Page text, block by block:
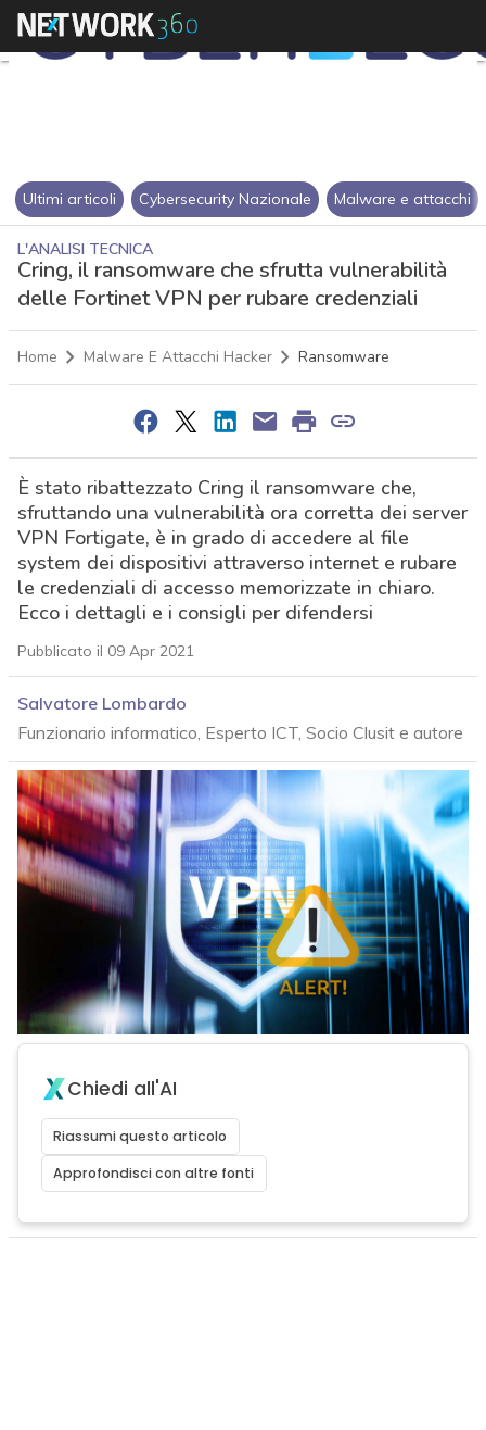
Ultimi articoli Cybersecurity Nazionale Malware e attacchi
L'ANALISI TECNICA
Cring, il ransomware che sfrutta vulnerabilità
delle Fortinet VPN per rubare credenziali
Home Malware E Attacchi Hacker Ransomware
È stato ribattezzato Cring il ransomware che,
sfruttando una vulnerabilità ora corretta dei server
VPN Fortigate, è in grado di accedere al file
system dei dispositivi attraverso internet e rubare
le credenziali di accesso memorizzate in chiaro.
Ecco i dettagli e i consigli per difendersi
Pubblicato il 09 Apr 2021
Salvatore Lombardo
Funzionario informatico, Esperto ICT, Socio Clusit e autore
Chiedi all'AI
Riassumi questo articolo
Approfondisci con altre fonti